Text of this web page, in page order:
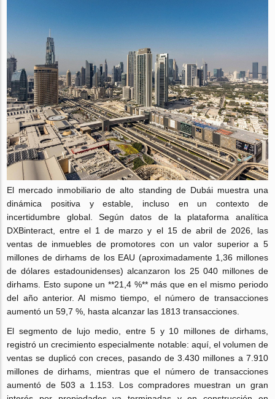
El mercado inmobiliario de alto standing de Dubái muestra una
dinámica positiva y estable, incluso en un contexto de
incertidumbre global. Según datos de la plataforma analítica
DXBinteract, entre el 1 de marzo y el 15 de abril de 2026, las
ventas de inmuebles de promotores con un valor superior a 5
millones de dirhams de los EAU (aproximadamente 1,36 millones
de dólares estadounidenses) alcanzaron los 25 040 millones de
dirhams. Esto supone un **21,4 %** más que en el mismo periodo
del año anterior. Al mismo tiempo, el número de transacciones
aumentó un 59,7 %, hasta alcanzar las 1813 transacciones.
El segmento de lujo medio, entre 5 y 10 millones de dirhams,
registró un crecimiento especialmente notable: aquí, el volumen de
ventas se duplicó con creces, pasando de 3.430 millones a 7.910
millones de dirhams, mientras que el número de transacciones
aumentó de 503 a 1.153. Los compradores muestran un gran